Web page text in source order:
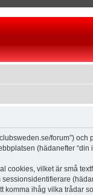
forum”) och
(hädanefter “din
cookies, vilket är små
ihåg vilka trådar